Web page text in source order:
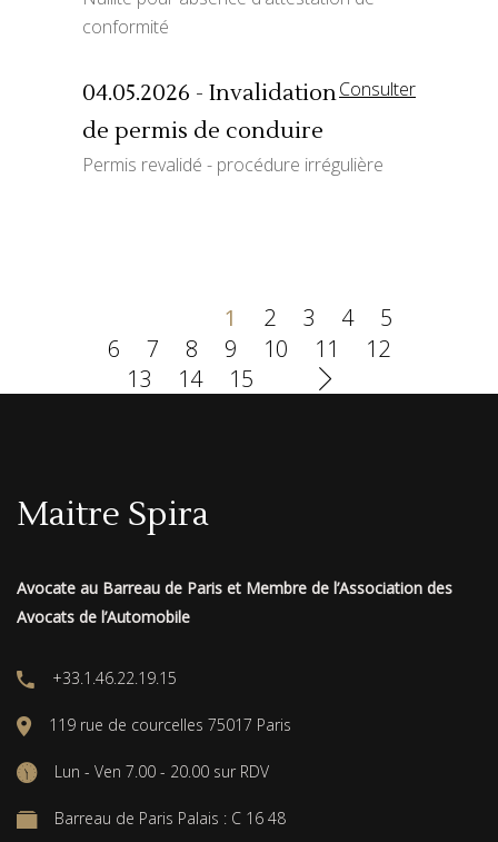
conformité
Consulter
04.05.2026 - Invalidation
de permis de conduire
Permis revalidé - procédure irrégulière
1 2 3 4
5
6
7 8 9 10 11
12
13
14 15
Maitre Spira
Avocate au Barreau de Paris et Membre de l’Association des
Avocats de l’Automobile
+33.1.46.22.19.15
119 rue de courcelles 75017 Paris
Lun - Ven 7.00 - 20.00 sur RDV
Barreau de Paris Palais : C 16 48